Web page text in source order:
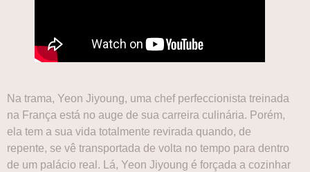
Na trama, Yeon Jiyoung, uma chef perfeccionista treinada
na França está no auge de sua carreira culinária. Porém,
ela tem a sua vida totalmente revirada quando, de
repente, se vê transportada de volta no tempo para dentro
de um palácio real. Lá, Yeon Jiyoung é forçada a cozinhar